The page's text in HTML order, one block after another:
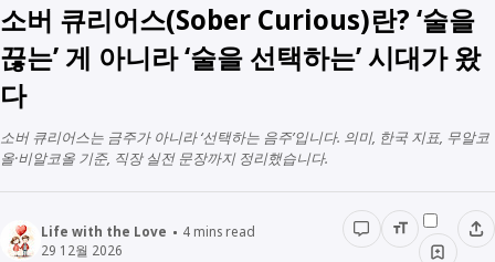
정치와행정
다문화
인물정보
SEO
생활정보
생각해보기
우리동네이야기
데이터관리
용어공부
소버 큐리어스(Sober Curious)란? ‘술을
끊는’ 게 아니라 ‘술을 선택하는’ 시대가 왔
다
소버 큐리어스는 금주가 아니라 ‘선택하는 음주’입니다. 의미, 한국 지표, 무알코
올·비알코올 기준, 직장 실전 문장까지 정리했습니다.
Life with the Love 4mins read
29 12월 2026